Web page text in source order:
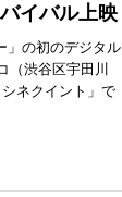
イバル上映
」の初のデジタル
（渋谷区宇田川
ネクイント」で